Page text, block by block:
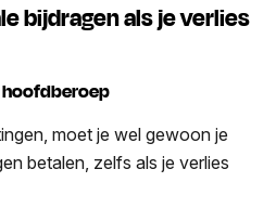
bijdragen als je verlies
hoofdberoep
moet je wel gewoon je
betalen, zelfs als je verlies